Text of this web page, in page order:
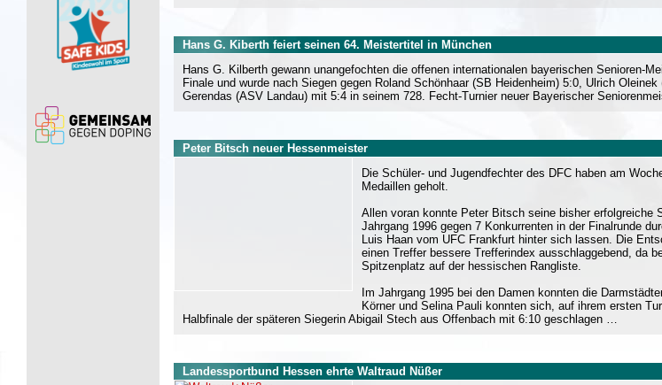
Hans G. Kiberth feiert seinen 64. Meistertitel in München
Hans G. Kilberth gewann unangefochten die offenen internationalen bayerischen Senioren-
Finale und wurde nach Siegen gegen Roland Schönhaar (SB Heidenheim) 5:0, Ulrich
Gerendas (ASV Landau) mit 5:4 in seinem 728. Fecht-Turnier neuer Bayerischer
Peter Bitsch neuer Hessenmeister
Die Schüler- und Jugendfechter des DFC haben am
Medaillen geholt.
Allen voran konnte Peter Bitsch seine bisher
Jahrgang 1996 gegen 7 Konkurrenten in der Finalrunde
Luis Haan vom UFC Frankfurt hinter sich lassen. Die
einen Treffer bessere Trefferindex ausschlaggebend, da
Spitzenplatz auf der hessischen Rangliste.
Im Jahrgang 1995 bei den Damen konnten die
Körner und Selina Pauli konnten sich, auf ihrem ersten
Halbfinale der späteren Siegerin Abigail Stech aus Offenbach mit 6:10 geschlagen …
Landessportbund Hessen ehrte Waltraud Nüßer